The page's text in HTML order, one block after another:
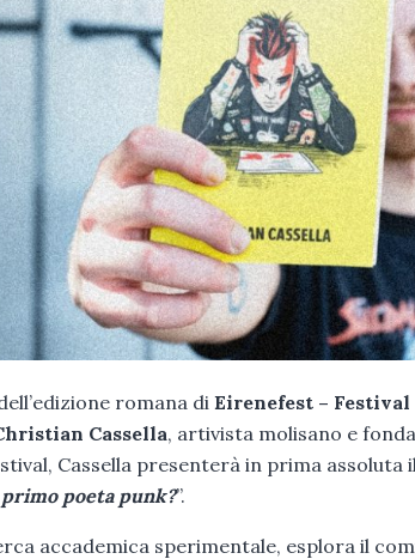
romana diEirenefest –
Cassella, artivista molisano e
Cassella presenterà in prima
poeta punk?”.
accademica sperimentale, esplora il